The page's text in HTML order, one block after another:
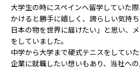
大学生の時にスペインへ留学していた
かけると勝手に嬉しく、誇らしい気持
日本の物を世界に届けたい」と思い、
をしていました。
中学から大学まで硬式テニスをしてい
企業に就職したい想いもあり、当社への